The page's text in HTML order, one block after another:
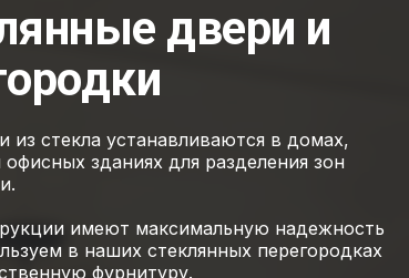
из стекла устанавливаются в домах,
офисных зданиях для разделения зон
имеют максимальную надежность
в наших стеклянных перегородках
фурнитуру.​
двери и